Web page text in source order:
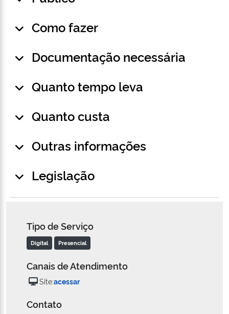
Como fazer
Documentação necessária
Quanto tempo leva
Quanto custa
Outras informações
Legislação
Tipo de Serviço
Digital Presencial
Canais de Atendimento
Site:acessar
Contato